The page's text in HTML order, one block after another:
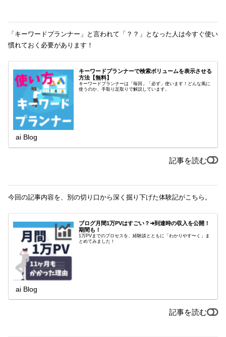
「キーワードプランナー」と言われて「？？」となった人は今すぐ使い
慣れておく必要があります！
キーワードプランナーで検索ボリュームを表示させる
方法【無料】
キーワードプランナーは「毎回」「必ず」使います！どんな風に
使うのか、手取り足取りで解説しています。
ai Blog
記事を読む
今回の記事内容を、別の切り口から深く掘り下げた体験記がこちら。
ブログ月間1万PVはすごい？➜到達時の収入を公開！
期間も！
1万PVまでのプロセスを、経験談とともに「わかりやす〜く」ま
とめてみました！
ai Blog
記事を読む